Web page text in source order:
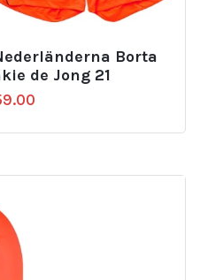
Borta
de Jong 21